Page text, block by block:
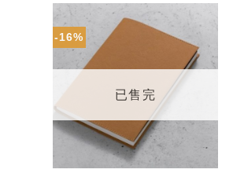
-16%
加入
「願
望輕
已售完